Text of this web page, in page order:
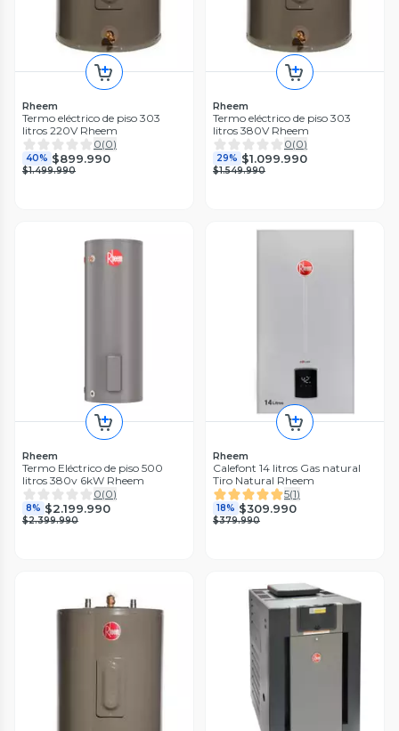
Rheem
Termo eléctrico de piso 303
litros 220V Rheem
0(0)
40% $899.990
$1.499.990
Rheem
Termo eléctrico de piso 303
litros 380V Rheem
0(0)
29% $1.099.990
$1.549.990
Rheem
Termo Eléctrico de piso 500
litros 380v 6kW Rheem
0(0)
8% $2.199.990
$2.399.990
Rheem
Calefont 14 litros Gas natural
Tiro Natural Rheem
5(1)
18% $309.990
$379.990